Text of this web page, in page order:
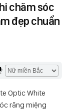
chăm sóc
đẹp chuẩn
Optic White
răng miệng